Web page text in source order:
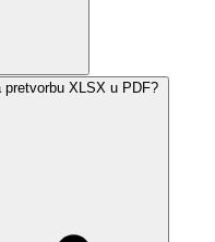
XLSX u PDF?